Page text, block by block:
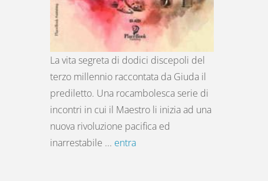
La vita segreta di dodici discepoli del
terzo millennio raccontata da Giuda il
prediletto. Una rocambolesca serie di
incontri in cui il Maestro li inizia ad una
nuova rivoluzione pacifica ed
inarrestabile ... entra